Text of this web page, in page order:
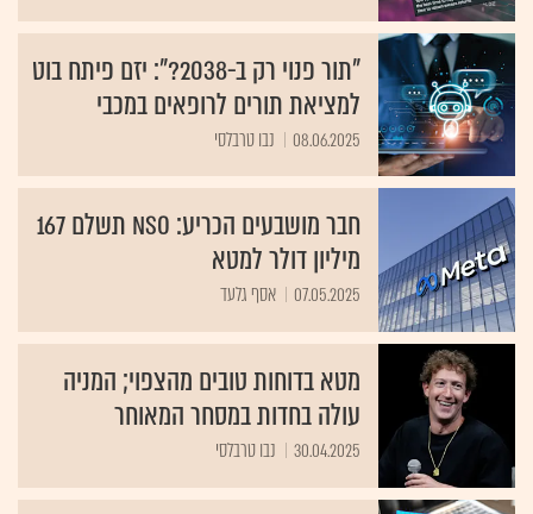
"תור פנוי רק ב-2038?": יזם פיתח בוט
למציאת תורים לרופאים במכבי
08.06.2025 נבו טרבלסי
חבר מושבעים הכריע: NSO תשלם 167
מיליון דולר למטא
07.05.2025 אסף גלעד
מטא בדוחות טובים מהצפוי; המניה
עולה בחדות במסחר המאוחר
30.04.2025 נבו טרבלסי